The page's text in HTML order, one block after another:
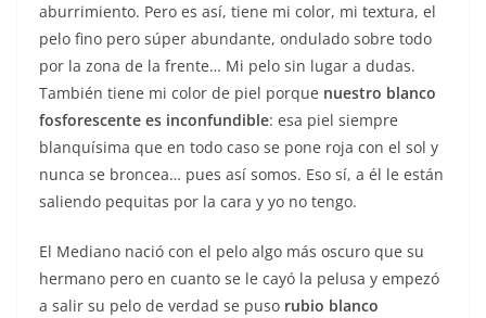
aburrimiento. Pero es así, tiene mi color, mi textura, el
pelo fino pero súper abundante, ondulado sobre todo
por la zona de la frente… Mi pelo sin lugar a dudas.
También tiene mi color de piel porque nuestro blanco
fosforescente es inconfundible: esa piel siempre
blanquísima que en todo caso se pone roja con el sol y
nunca se broncea… pues así somos. Eso sí, a él le están
saliendo pequitas por la cara y yo no tengo.
El Mediano nació con el pelo algo más oscuro que su
hermano pero en cuanto se le cayó la pelusa y empezó
a salir su pelo de verdad se puso rubio blanco